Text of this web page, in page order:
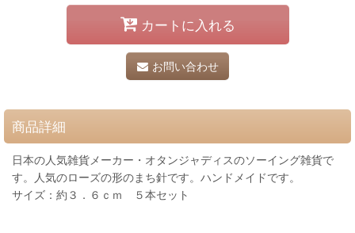
カートに入れる
お問い合わせ
商品詳細
日本の人気雑貨メーカー・オタンジャディスのソーイング雑貨で
す。人気のローズの形のまち針です。ハンドメイドです。
サイズ：約３．６ｃｍ ５本セット